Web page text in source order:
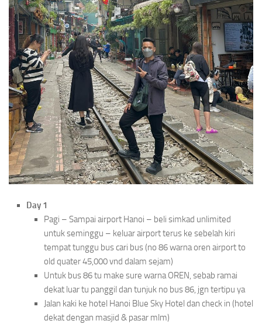
Day 1
Pagi – Sampai airport Hanoi – beli simkad unlimited
untuk seminggu – keluar airport terus ke sebelah kiri
tempat tunggu bus cari bus (no 86 warna oren airport to
old quater 45,000 vnd dalam sejam)
Untuk bus 86 tu make sure warna OREN, sebab ramai
dekat luar tu panggil dan tunjuk no bus 86, jgn tertipu ya
Jalan kaki ke hotel Hanoi Blue Sky Hotel dan check in (hotel
dekat dengan masjid & pasar mlm)